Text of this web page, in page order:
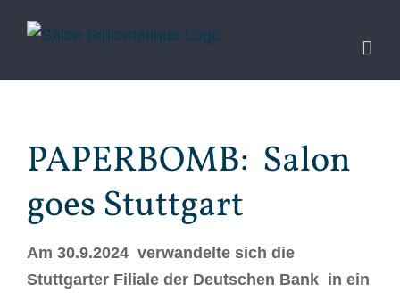
Inhalt
PAPERBOMB: Salon
goes Stuttgart
Am 30.9.2024 verwandelte sich die
Stuttgarter Filiale der Deutschen Bank in ein